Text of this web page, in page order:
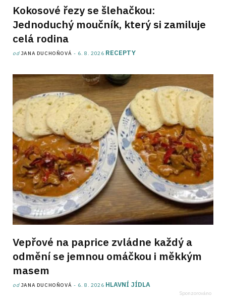
Kokosové řezy se šlehačkou:
Jednoduchý moučník, který si zamiluje
celá rodina
od JANA DUCHOŇOVÁ 6. 8. 2026 RECEPTY
Vepřové na paprice zvládne každý a
odmění se jemnou omáčkou i měkkým
masem
od JANA DUCHOŇOVÁ 6. 8. 2026 HLAVNÍ JÍDLA